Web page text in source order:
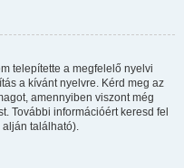
telepítette a megfelelő nyelvi
a kívánt nyelvre. Kérd meg az
amennyiben viszont még
További információért keresd fel
található).